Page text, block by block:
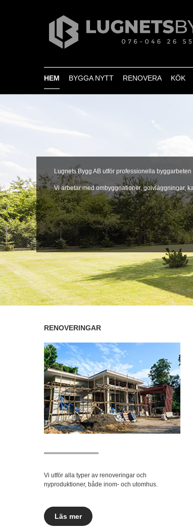
HEM BYGGA NYTT RENOVERA KÖK
Lugnets Bygg AB utför professionella
Vi arbetar med ombyggnationer, golvläggningar,
RENOVERINGAR
Vi utför alla typer av renoveringar och
nyproduktioner, både inom- och utomhus.
Läs mer